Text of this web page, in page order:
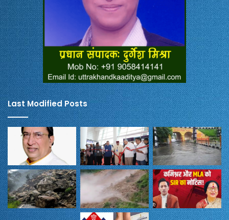
Last Modified Posts